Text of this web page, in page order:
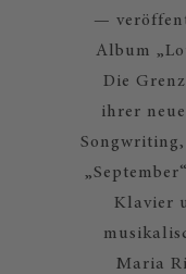
—
Album
Die
ihrer
Songwriting,
Klavier
Maria